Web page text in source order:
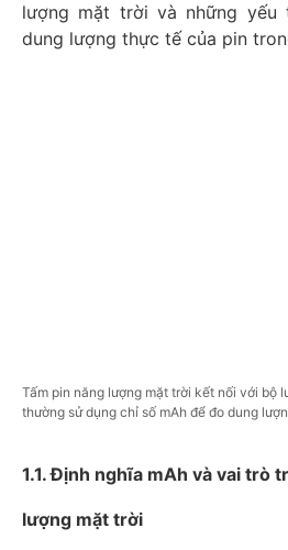
lượng mặt trời và những
dung lượng thực tế của pin
Tấm pin năng lượng mặt trời kết nối với bộ
thường sử dụng chỉ số mAh để đo dung
1.1. Định nghĩa mAh và vai trò
lượng mặt trời